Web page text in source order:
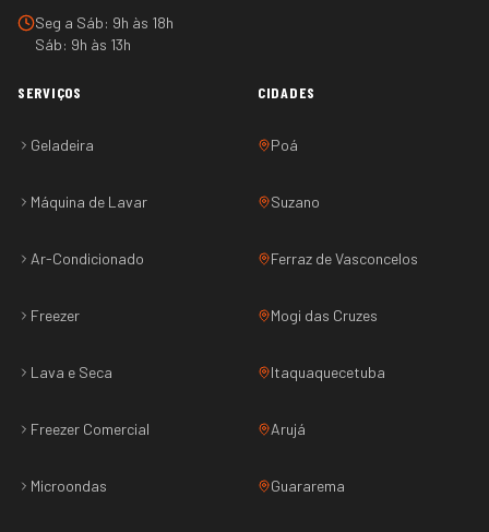
Seg a Sáb: 9h às 18h
Sáb: 9h às 13h
SERVIÇOS
Geladeira
Máquina de Lavar
Ar-Condicionado
Freezer
Lava e Seca
Freezer Comercial
Microondas
CIDADES
Poá
Suzano
Ferraz de Vasconcelos
Mogi das Cruzes
Itaquaquecetuba
Arujá
Guararema